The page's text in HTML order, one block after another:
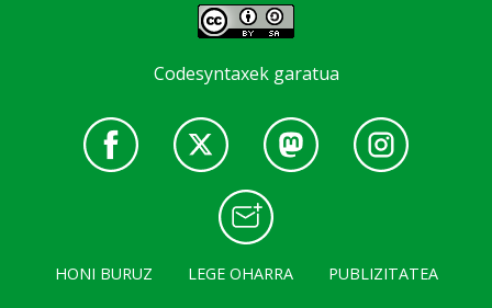
Codesyntaxek garatua
HONI BURUZ LEGE OHARRA
PUBLIZITATEA